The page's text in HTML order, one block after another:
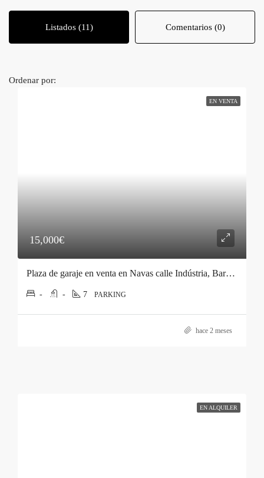
Listados (11) Comentarios (0)
Ordenar por:
EN VENTA
15,000€
Plaza de garaje en venta en Navas calle Indústria, Barcelona
- - 7 PARKING
hace 2 meses
EN ALQUILER